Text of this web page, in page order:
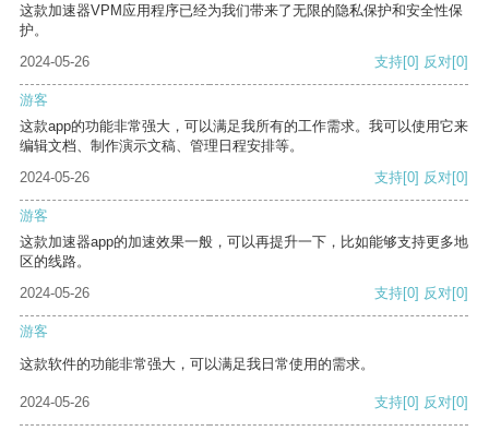
这款加速器VPM应用程序已经为我们带来了无限的隐私保护和安全性保
护。
2024-05-26
支持[0] 反对[0]
游客
这款app的功能非常强大，可以满足我所有的工作需求。我可以使用它来
编辑文档、制作演示文稿、管理日程安排等。
2024-05-26
支持[0] 反对[0]
游客
这款加速器app的加速效果一般，可以再提升一下，比如能够支持更多地
区的线路。
2024-05-26
支持[0] 反对[0]
游客
这款软件的功能非常强大，可以满足我日常使用的需求。
2024-05-26 支持[0] 反对[0]